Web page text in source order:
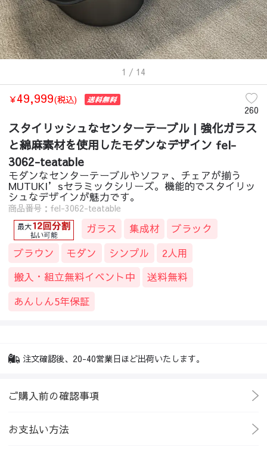
1 / 14
￥49,999(税込)
260
スタイリッシュなセンターテーブル | 強化ガラス
と綿麻素材を使用したモダンなデザイン fel-
3062-teatable
モダンなセンターテーブルやソファ、チェアが揃う
MUTUKI’sセラミックシリーズ。機能的でスタイリッ
シュなデザインが魅力です。
商品番号：fel-3062-teatable
ガラス 集成材
ブラック
ブラウン
モダン シンプル
2人用
搬入・組立無料イベント中
送料無料
あんしん5年保証
注文確認後、20-40営業日ほど出荷いたします。
ご購入前の確認事項
お支払い方法